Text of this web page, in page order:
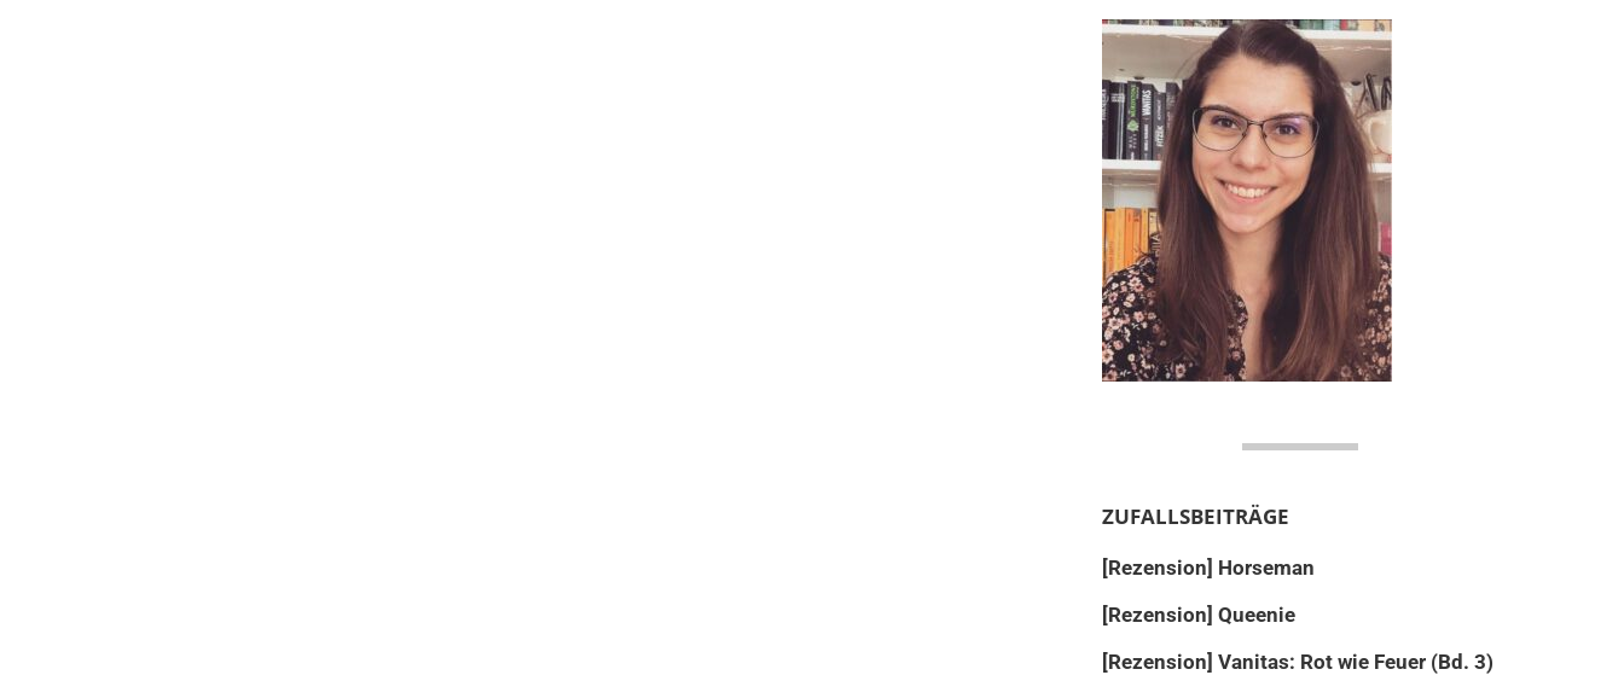
ZUFALLSBEITRÄGE
[Rezension] Horseman
[Rezension] Queenie
[Rezension] Vanitas: Rot wie Feuer (Bd. 3)